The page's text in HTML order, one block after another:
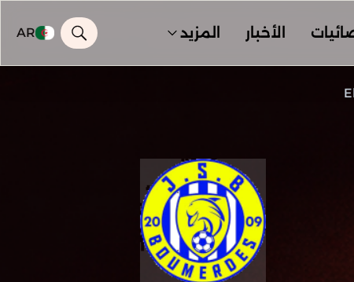
الأخبار المزيد AR